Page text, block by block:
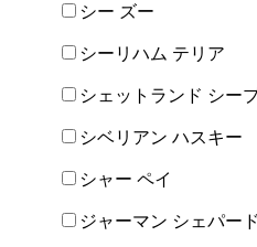
シー ズー
シーリハム テリア
シェットランド シー
シベリアン ハスキー
シャー ペイ
ジャーマン シェパー